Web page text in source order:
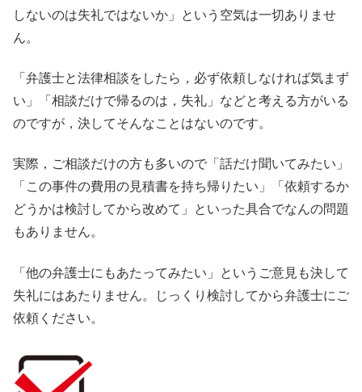
しないのは失礼ではないか」という空気は一切ありませ
ん。
「弁護士と法律相談をしたら，必ず依頼しなければ気まず
い」「相談だけで帰るのは，失礼」などと考える方がいる
のですが，決してそんなことはないのです。
実際，ご相談だけの方も多いので「話だけ聞いてみたい」
「この事件の費用の見積書を持ち帰りたい」「依頼するか
どうかは検討してから改めて」といった具合でなんの問題
もありません。
「他の弁護士にもあたってみたい」というご意見も決して
失礼にはあたりません。じっくり検討してから弁護士にご
依頼ください。